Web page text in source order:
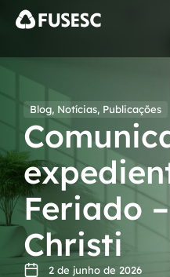
Blog, Notícias, Publicações
Feriado
Christi
2 de junho de 2026